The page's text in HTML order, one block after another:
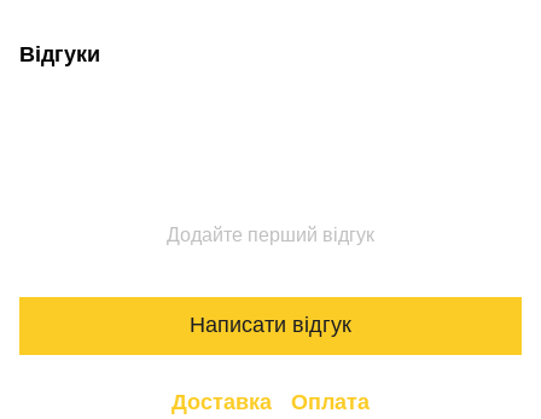
Відгуки
Додайте перший відгук
Написати відгук
Доставка Оплата